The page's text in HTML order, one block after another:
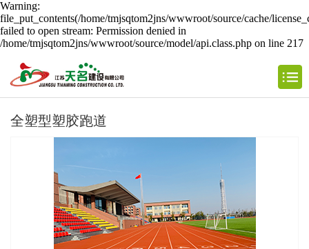
Warning:
file_put_contents(/home/tmjsqtom2jns/wwwroot/source/cache/
failed to open stream: Permission denied in
/home/tmjsqtom2jns/wwwroot/source/model/api.class.php on line 217
全塑型塑胶跑道